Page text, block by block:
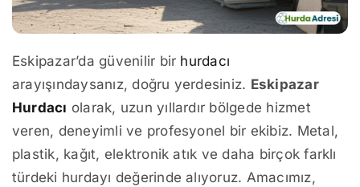
Eskipazar’da güvenilir bir hurdacı
arayışındaysanız, doğru yerdesiniz. Eskipazar
Hurdacı olarak, uzun yıllardır bölgede hizmet
veren, deneyimli ve profesyonel bir ekibiz. Metal,
plastik, kağıt, elektronik atık ve daha birçok farklı
türdeki hurdayı değerinde alıyoruz. Amacımız,